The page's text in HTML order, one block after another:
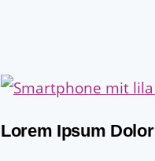
Lorem Ipsum Dolor